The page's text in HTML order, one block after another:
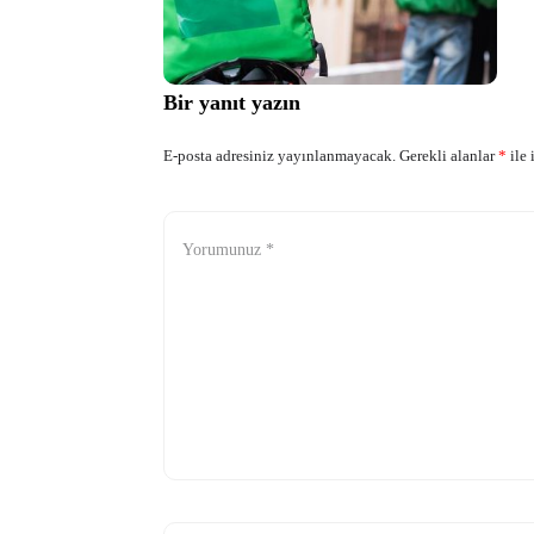
Bir yanıt yazın
E-posta adresiniz yayınlanmayacak. Gerekli alanlar* ile